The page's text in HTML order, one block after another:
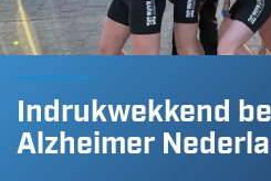
Indrukwekkend
Alzheimer